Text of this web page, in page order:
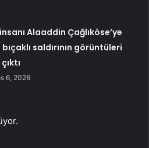
Alaaddin Çağlıköse’ye
saldırının görüntüleri
6, 2026